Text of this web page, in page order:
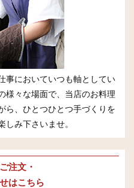
事においていつも軸としてい
様々な場面で、当店のお料理
ら、ひとつひとつ手づくりを
しみ下さいませ。
注文・
はこちら